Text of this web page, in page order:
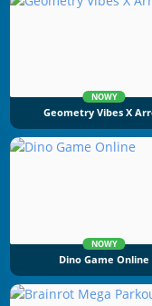
NOWY
Geometry Vibes X
NOWY
Dino Game Online